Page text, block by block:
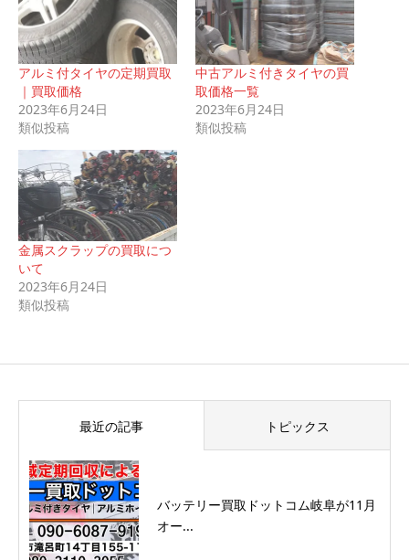
アルミ付タイヤの定期買取
｜買取価格
2023年6月24日
類似投稿
中古アルミ付きタイヤの買
取価格一覧
2023年6月24日
類似投稿
金属スクラップの買取につ
いて
2023年6月24日
類似投稿
最近の記事 トピックス
バッテリー買取ドットコム岐阜が11月
オー...